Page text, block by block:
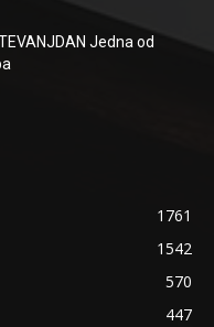
Jedna od
1761
1542
570
447